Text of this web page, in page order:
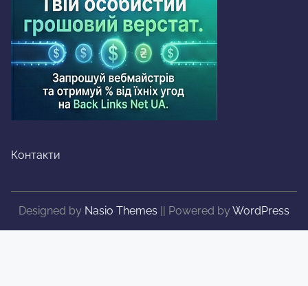
Контакти
Designed by Nasio Themes || Powered by WordPress